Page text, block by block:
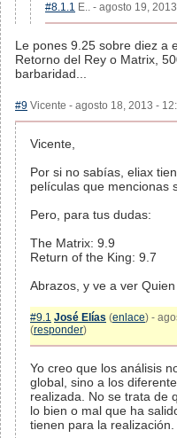
#8.1.1 E.. - agosto 19,
Le pones 9.25 sobre diez a
Retorno del Rey o Matrix,
barbaridad...
#9 Vicente - agosto 18, 2013 -
Vicente,
Por si no sabías, eliax
películas que mencionas
Pero, para tus dudas:
The Matrix: 9.9
Return of the King: 9.7
Abrazos, y ve a ver Quien
#9.1 José Elías (enlace) -
(responder)
Yo creo que los análisis
global, sino a los
realizada. No se trata de
lo bien o mal que ha
tienen para la realización.